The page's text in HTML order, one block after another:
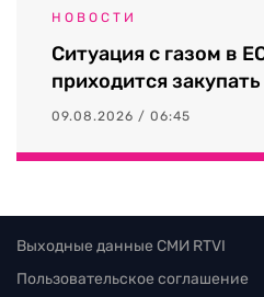
НОВОСТИ
Ситуация с газом в
приходится
09.08.2026 / 06:45
Выходные данные СМИ RTVI
Пользовательское соглашение